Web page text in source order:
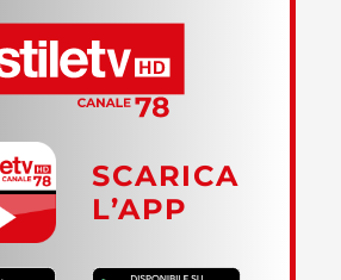
SCARICA
L’APP